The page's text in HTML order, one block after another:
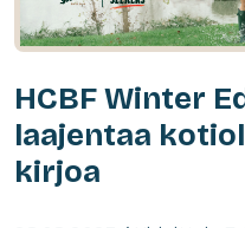
HCBF Winter
laajentaa
kirjoa